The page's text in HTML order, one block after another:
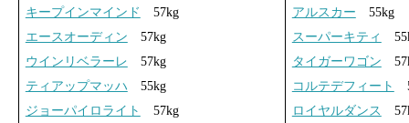
キープインマインド
57kg
エースオーディン 57kg
ウインリベラーレ 57kg
ティアップマッハ 55kg
ジョーパイロライト
57kg
アルスカー 55kg
スーパーキティ
タイガーワゴン
コルテデフィート
ロイヤルダンス